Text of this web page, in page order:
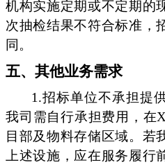
机构实施定期或不定期的
次抽检结果不符合标准，
同。
五、其他业务需求
1.招标单位不承担提
我司需自行承担费用，在
目部及物料存储区域。若
上述设施，应在服务履